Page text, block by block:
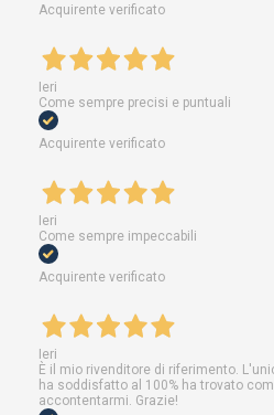
Acquirente verificato
Ieri
Come sempre precisi e puntuali
Acquirente verificato
Ieri
Come sempre impeccabili
Acquirente verificato
Ieri
È il mio rivenditore di riferimento.
ha soddisfatto al 100% ha trovato
accontentarmi. Grazie!